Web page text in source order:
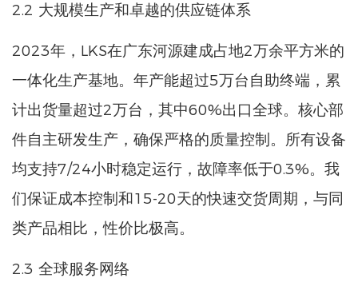
2.2 大规模生产和卓越的供应链体系
2023年，LKS在广东河源建成占地2万余平方米的
一体化生产基地。年产能超过5万台自助终端，累
计出货量超过2万台，其中60%出口全球。核心部
件自主研发生产，确保严格的质量控制。所有设备
均支持7/24小时稳定运行，故障率低于0.3%。我
们保证成本控制和15-20天的快速交货周期，与同
类产品相比，性价比极高。
2.3 全球服务网络